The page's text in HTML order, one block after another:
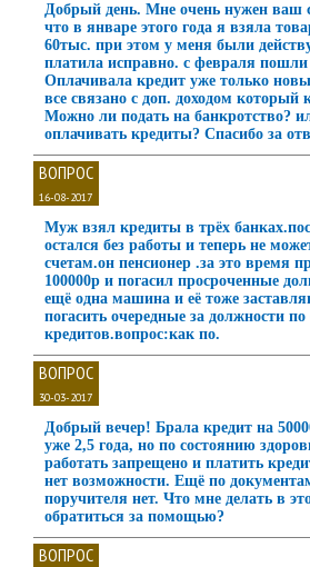
Добрый день. Мне очень нужен ваш
что в январе этого года я взяла
60тыс. при этом у меня были
платила исправно. с февраля пошли
Оплачивала кредит уже только
все связано с доп. доходом который
Можно ли подать на банкротство?
оплачивать кредиты? Спасибо за
ВОПРОС
16-08-2017
Муж взял кредиты в трёх
остался без работы и теперь не
счетам.он пенсионер .за это время
100000р и погасил просроченные
ещё одна машина и её тоже
погасить очередные за должности по
кредитов.вопрос:как по.
ВОПРОС
30-03-2017
Добрый вечер! Брала кредит на
уже 2,5 года, но по состоянию
работать запрещено и платить
нет возможности. Ещё по
поручителя нет. Что мне делать в
обратиться за помощью?
ВОПРОС